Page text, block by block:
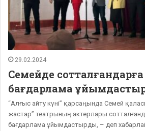
29.02.2024
Семейде
бағдарлама
“Алғыс айту күні” қарсаңында Семей
жастар” театрының актерлары
бағдарлама ұйымдастырды, – деп